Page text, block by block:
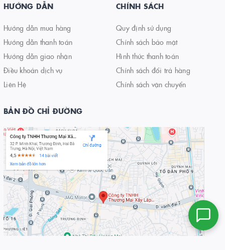
HƯỚNG DẪN
Hướng dẫn mua hàng
Hướng dẫn thanh toán
Hướng dẫn giao nhận
Điều khoản dịch vụ
Liên Hệ
CHÍNH SÁCH
Quy định sử dụng
Chính sách bảo mật
Hình thức thanh toán
Chính sách đổi trả hàng
Chính sách vận chuyển
BẢN ĐỒ CHỈ ĐƯỜNG